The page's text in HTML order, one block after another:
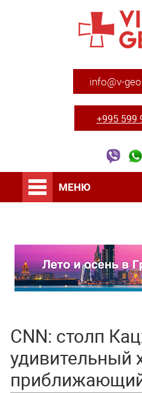
info@v-
+995 599
МЕНЮ
CNN: столп
удивительный